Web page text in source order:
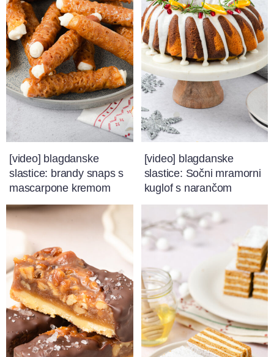
[video] blagdanske
slastice: brandy snaps s
mascarpone kremom
[video] blagdanske
slastice: Sočni mramorni
kuglof s narančom